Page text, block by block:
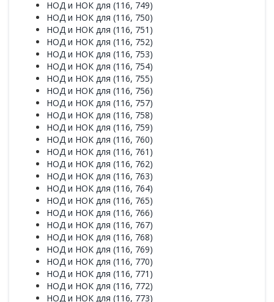
НОД и НОК для (116, 749)
НОД и НОК для (116, 750)
НОД и НОК для (116, 751)
НОД и НОК для (116, 752)
НОД и НОК для (116, 753)
НОД и НОК для (116, 754)
НОД и НОК для (116, 755)
НОД и НОК для (116, 756)
НОД и НОК для (116, 757)
НОД и НОК для (116, 758)
НОД и НОК для (116, 759)
НОД и НОК для (116, 760)
НОД и НОК для (116, 761)
НОД и НОК для (116, 762)
НОД и НОК для (116, 763)
НОД и НОК для (116, 764)
НОД и НОК для (116, 765)
НОД и НОК для (116, 766)
НОД и НОК для (116, 767)
НОД и НОК для (116, 768)
НОД и НОК для (116, 769)
НОД и НОК для (116, 770)
НОД и НОК для (116, 771)
НОД и НОК для (116, 772)
НОД и НОК для (116, 773)